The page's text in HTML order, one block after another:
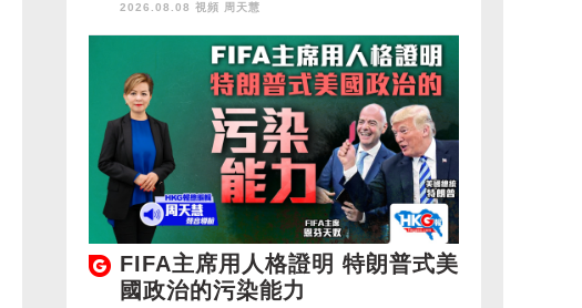
2026.08.08 視頻 周天慧
FIFA主席用人格證明 特朗普式美
國政治的污染能力